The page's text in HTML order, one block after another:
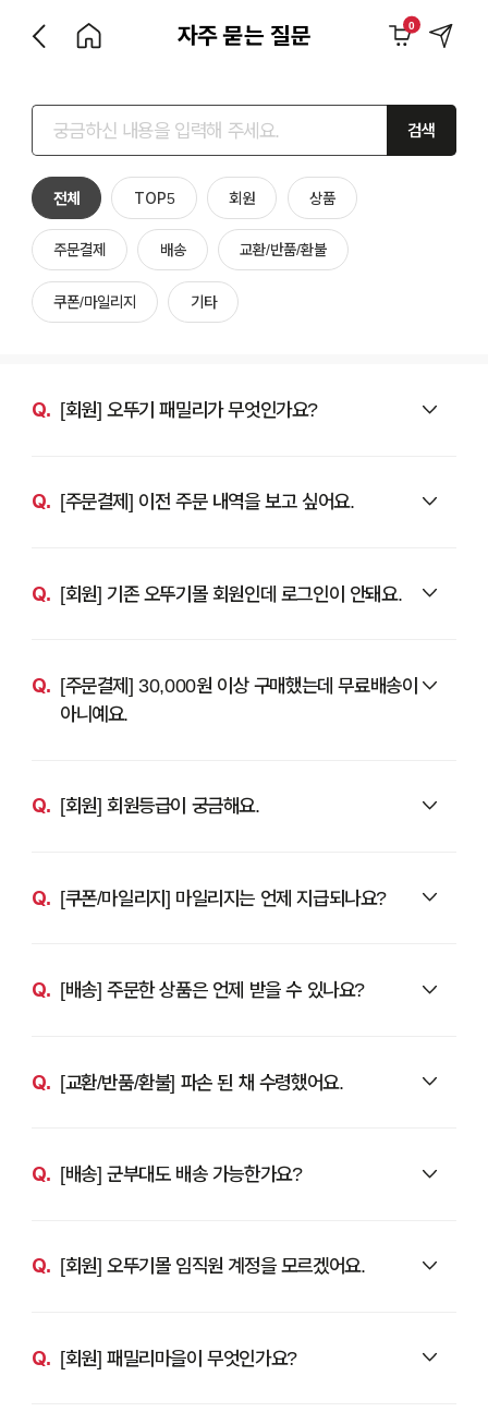
자주 묻는 질문 0
검색
전체 TOP5 회원 상품
주문결제 배송 교환/반품/환불
쿠폰/마일리지 기타
[회원] 오뚜기 패밀리가 무엇인가요?
[주문결제] 이전 주문 내역을 보고 싶어요.
[회원] 기존 오뚜기몰 회원인데 로그인이 안돼요.
[주문결제] 30,000원 이상 구매했는데 무료배송이
아니예요.
[회원] 회원등급이 궁금해요.
[쿠폰/마일리지] 마일리지는 언제 지급되나요?
[배송] 주문한 상품은 언제 받을 수 있나요?
[교환/반품/환불] 파손 된 채 수령했어요.
[배송] 군부대도 배송 가능한가요?
[회원] 오뚜기몰 임직원 계정을 모르겠어요.
[회원] 패밀리마을이 무엇인가요?